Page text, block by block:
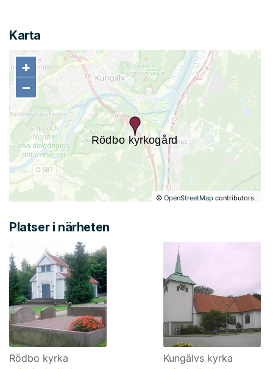
Karta
+
−
©OpenStreetMap contributors.
+
−
Platser i närheten
Rödbo kyrka Kungälvs kyrka